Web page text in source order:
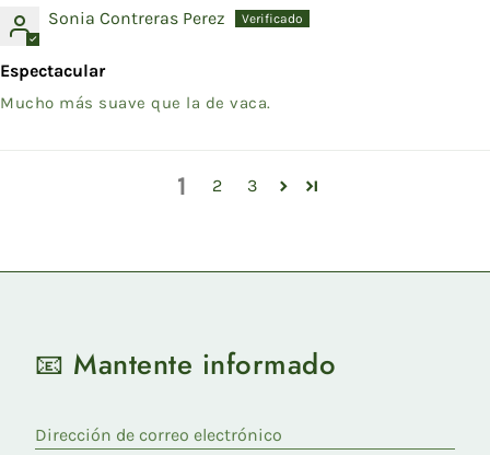
Sonia Contreras Perez
Espectacular
Mucho más suave que la de vaca.
1 2 3
📧 Mantente informado
Dirección de correo electrónico